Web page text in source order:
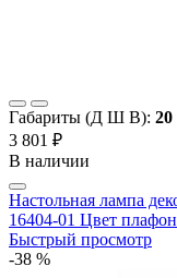
Габариты (Д Ш В): 20
3 801 ₽
В наличии
Настольная лампа
16404-01 Цвет
Быстрый просмотр
-38 %